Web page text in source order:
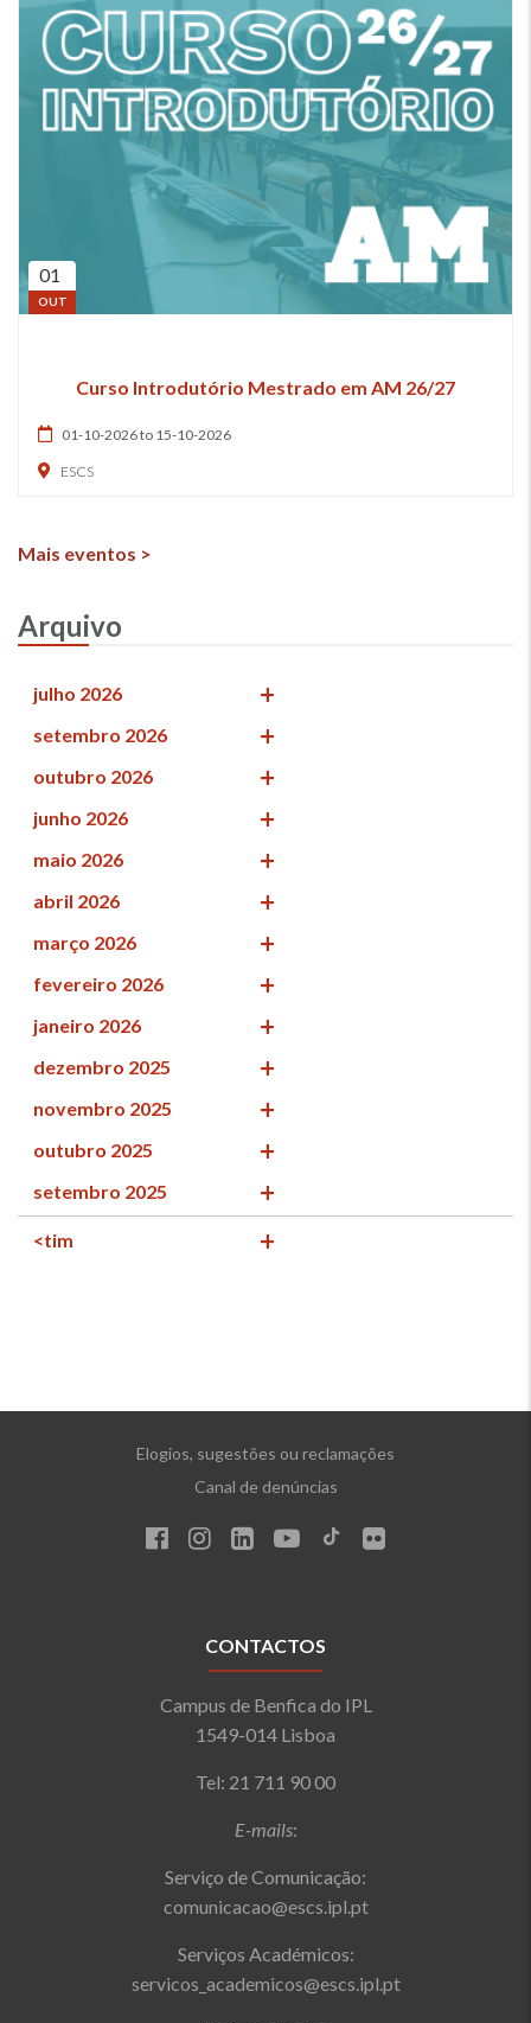
01
OUT
Curso Introdutório Mestrado em AM 26/27
01-10-2026 to 15-10-2026
ESCS
Mais eventos >
Arquivo
julho 2026
setembro 2026
outubro 2026
junho 2026
maio 2026
abril 2026
março 2026
fevereiro 2026
janeiro 2026
dezembro 2025
novembro 2025
outubro 2025
setembro 2025
<tim
Elogios, sugestões ou reclamações
Canal de denúncias
CONTACTOS
Campus de Benfica do IPL
1549-014 Lisboa
Tel: 21 711 90 00
E-mails:
Serviço de Comunicação:
comunicacao@escs.ipl.pt
Serviços Académicos:
servicos_academicos@escs.ipl.pt